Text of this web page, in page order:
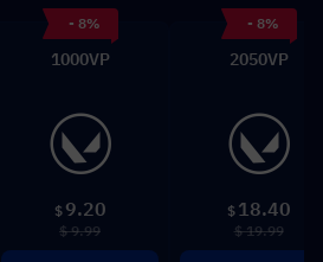
- 8%
1000VP
$ 9.20
$ 9.99
- 8%
2050VP
$ 18.40
$ 19.99